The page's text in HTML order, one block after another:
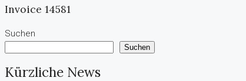
Invoice 14581
Suchen
Suchen
Kürzliche News